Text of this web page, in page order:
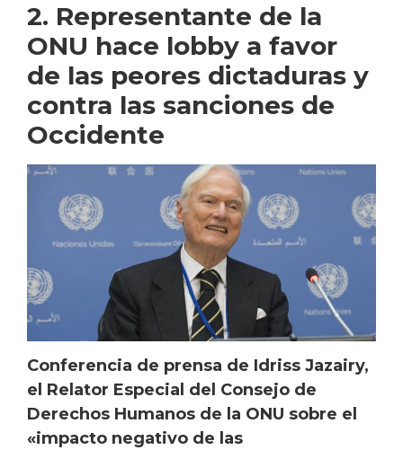
2. Representante de la
ONU hace lobby a favor
de las peores dictaduras y
contra las sanciones de
Occidente
Conferencia de prensa de Idriss Jazairy,
el Relator Especial del Consejo de
Derechos Humanos de la ONU sobre el
«impacto negativo de las